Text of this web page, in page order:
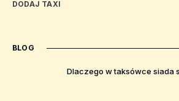
DODAJ TAXI
BLOG
Dlaczego w taksówce siada